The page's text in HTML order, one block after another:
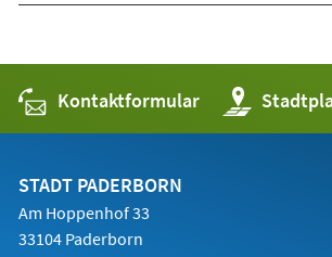
Kontaktformular (Öffnet
in
einem
STADT PADERBORN
Am Hoppenhof 33
33104 Paderborn